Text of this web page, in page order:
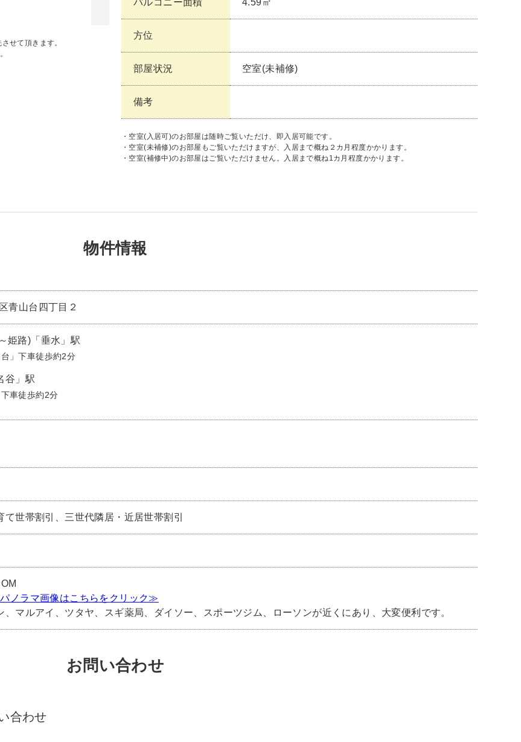
せて頂きます。
バルコニー面積 4.59㎡
方位
部屋状況 空室(未補修)
備考
・空室(入居可)のお部屋は随時ご覧いただけ、即入居可能です。
・空室(未補修)のお部屋もご覧いただけますが、入居まで概ね２カ月程度かかります。
・空室(補修中)のお部屋はご覧いただけません。入居まで概ね1カ月程度かかります。
物件情報
青山台四丁目２
姫路)「垂水」駅
」下車徒歩約2分
谷」駅
車徒歩約2分
世帯割引、三世代隣居・近居世帯割引
ノラマ画像はこちらをクリック≫
マルアイ、ツタヤ、スギ薬局、ダイソー、スポーツジム、ローソンが近くにあり、大変便利です。
お問い合わせ
合わせ